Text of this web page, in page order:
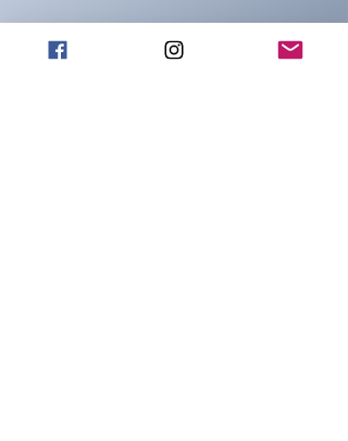
CONTACTS